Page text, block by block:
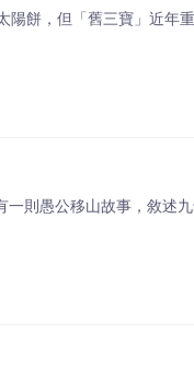
餅，但「舊三寶」近年
則愚公移山故事，敘述